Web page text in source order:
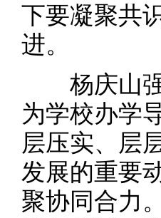
下要凝聚共
进。
杨庆山强
为学校办学
层压实、层
发展的重要
聚协同合力